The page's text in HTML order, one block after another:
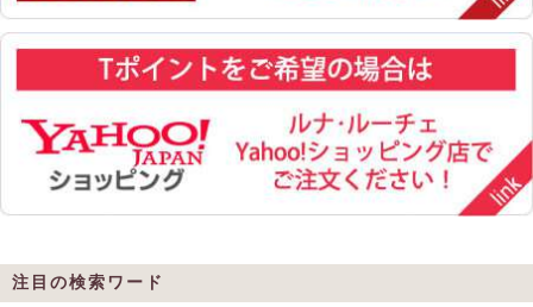
注目の検索ワード